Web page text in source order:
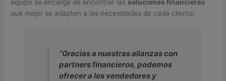
equipo se encarga de encontrar las soluciones financieras
que mejor se adapten a las necesidades de cada cliente.
“Gracias a nuestras alianzas con
partners financieros, podemos
ofrecer a los vendedores y